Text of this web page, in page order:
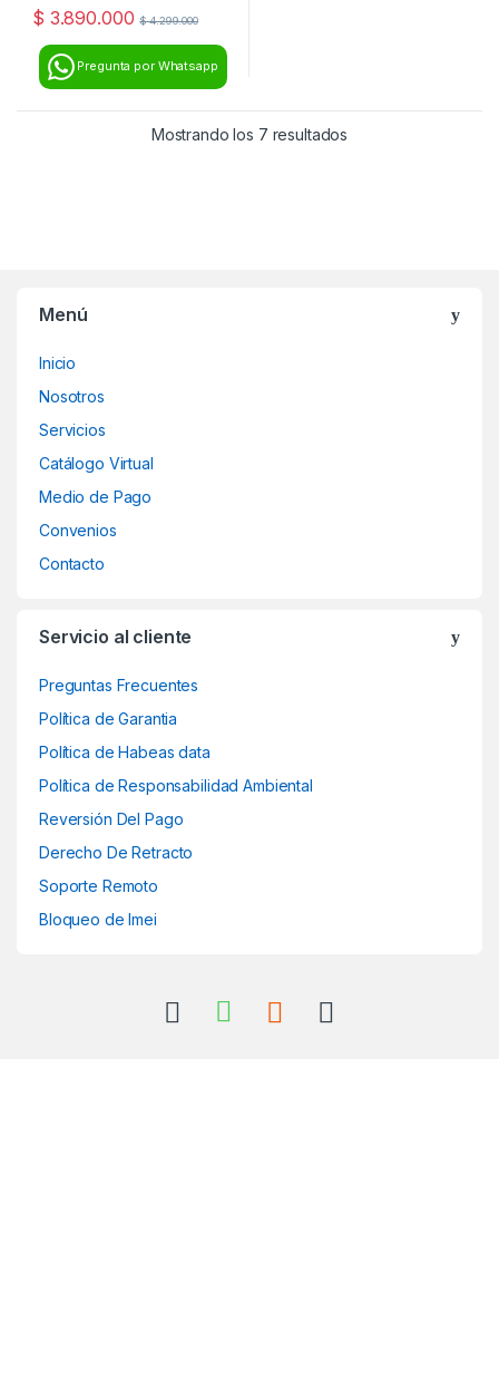
$ 3.890.000 $4.299.000
Pregunta por Whatsapp
Mostrando los 7 resultados
Menú
Inicio
Nosotros
Servicios
Catálogo Virtual
Medio de Pago
Convenios
Contacto
Servicio al cliente
Preguntas Frecuentes
Política de Garantia
Política de Habeas data
Política de Responsabilidad Ambiental
Reversión Del Pago
Derecho De Retracto
Soporte Remoto
Bloqueo de Imei